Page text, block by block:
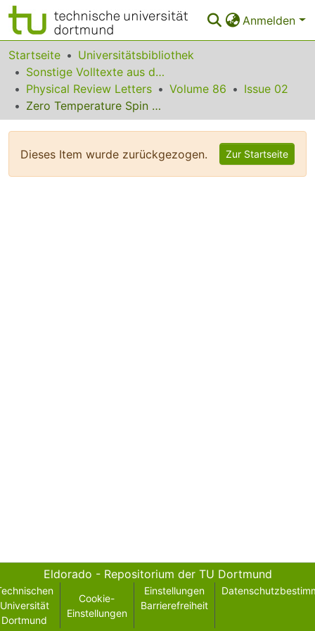
Anmelden
Bereiche & Sammlungen
Das gesamte Repositorium
Statistiken
Startseite
Universitätsbibliothek
Sonstige Volltexte aus dem Bibliotheksangebot
Physical Review Letters
Volume 86
Issue 02
Zero Temperature Spin Wave Damping in Spin Polarized 3He: Does It Exist?
Dieses Item wurde zurückgezogen. Zur Startseite
Eldorado - Repositorium der TU Dortmund
Universität
Dortmund
Cookie-
Einstellungen
Einstellungen
Barrierefreiheit